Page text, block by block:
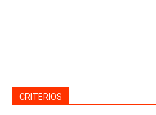
CRITERIOS